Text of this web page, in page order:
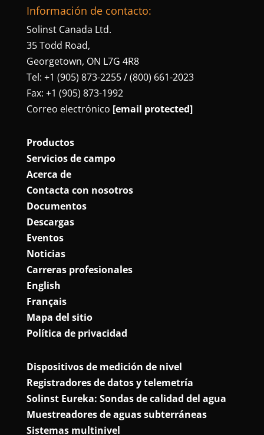
Información de contacto:
Solinst Canada Ltd.
35 Todd Road,
Georgetown, ON L7G 4R8
Tel: +1 (905) 873-2255 / (800) 661-2023
Fax: +1 (905) 873-1992
Correo electrónico [email protected]
Productos
Servicios de campo
Acerca de
Contacta con nosotros
Documentos
Descargas
Eventos
Noticias
Carreras profesionales
English
Français
Mapa del sitio
Política de privacidad
Dispositivos de medición de nivel
Registradores de datos y telemetría
Solinst Eureka: Sondas de calidad del agua
Muestreadores de aguas subterráneas
Sistemas multinivel